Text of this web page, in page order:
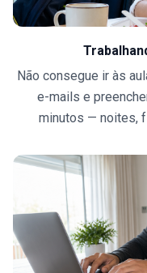
Não consegue ir às
e-mails e
minutos — noites,